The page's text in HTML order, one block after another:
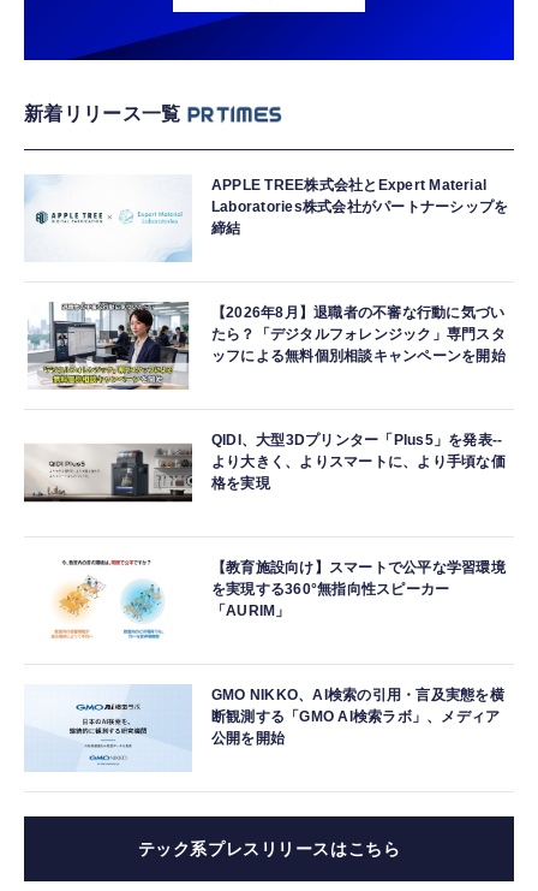
新着リリース一覧
APPLE TREE株式会社とExpert Material
Laboratories株式会社がパートナーシップを
締結
【2026年8月】退職者の不審な行動に気づい
たら？「デジタルフォレンジック」専門スタ
ッフによる無料個別相談キャンペーンを開始
QIDI、大型3Dプリンター「Plus5」を発表--
より大きく、よりスマートに、より手頃な価
格を実現
【教育施設向け】スマートで公平な学習環境
を実現する360°無指向性スピーカー
「AURIM」
GMO NIKKO、AI検索の引用・言及実態を横
断観測する「GMO AI検索ラボ」、メディア
公開を開始
テック系プレスリリースはこちら